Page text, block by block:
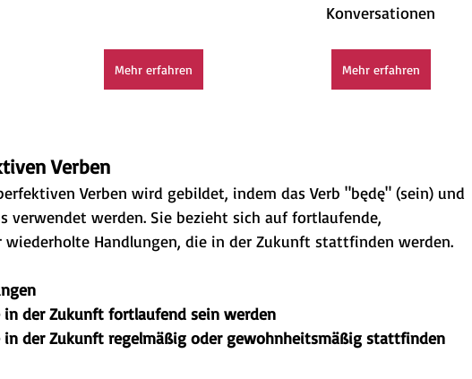
Mehr erfahren
Konversationen
Mehr erfahren
Verben
Verben wird gebildet, indem das Verb "będę" (sein) und
verwendet werden. Sie bezieht sich auf fortlaufende,
Handlungen, die in der Zukunft stattfinden werden.
in der Zukunft fortlaufend sein werden
in der Zukunft regelmäßig oder gewohnheitsmäßig stattfinden